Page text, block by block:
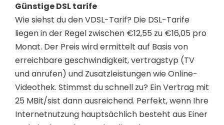
Günstige DSL tarife
Wie siehst du den VDSL-Tarif? Die DSL-Tarife
liegen in der Regel zwischen €12,55 zu €16,05 pro
Monat. Der Preis wird ermittelt auf Basis von
erreichbare geschwindigkeit, vertragstyp (TV
und anrufen) und Zusatzleistungen wie Online-
Videothek. Stimmst du schnell zu? Ein Vertrag mit
25 MBit/sist dann ausreichend. Perfekt, wenn Ihre
Internetnutzung hauptsächlich besteht aus Einer